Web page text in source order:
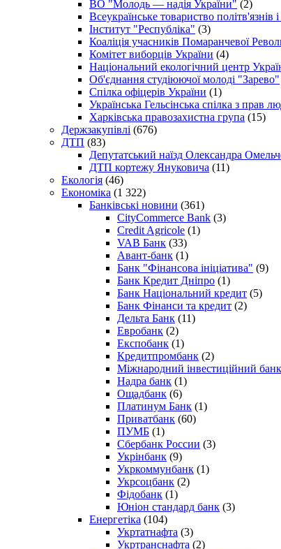
ВО "Молодь — надія України" (2)
Всеукраїнське товариство політв'язнів
Інститут "Республіка" (3)
Коаліція учасників Помаранчевої
Комітет виборців України (4)
Національний екологічний центр
Об'єднання студіюючої молоді "Зарево"
Спілка офіцерів України (1)
Українська Гельсінська спілка з прав
Харківська правозахистна група (15)
Держзакупівлі (676)
ДТП (83)
Депутатський наїзд Олександра
ДТП кортежу Януковича (11)
Екологія (46)
Економіка (1 322)
Банківські новини (361)
CityCommerce Bank (3)
Credit Agricole (1)
VAB Банк (33)
Авант-банк (1)
Банк "Фінансова ініціатива" (9)
Банк Кредит Дніпро (1)
Банк Національний кредит (5)
Банк Фінанси та кредит (2)
Дельта Банк (11)
Евробанк (2)
Експобанк (1)
Кредитпромбанк (2)
Міжнародний інвестиційний банк
Надра банк (1)
Ощадбанк (6)
Платинум Банк (1)
Приватбанк (60)
ПУМБ (1)
Сбербанк России (3)
Укрінбанк (9)
Укркоммунбанк (1)
Укрсоцбанк (2)
Фідобанк (1)
Юніон стандард банк (3)
Енергетіка (104)
Укртатнафта (3)
Укртранснафта (2)